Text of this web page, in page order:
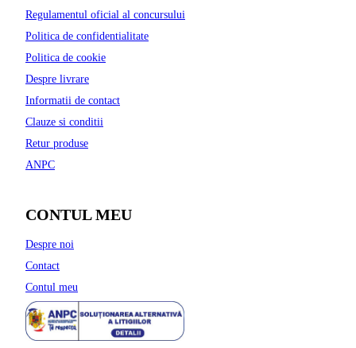
Regulamentul oficial al concursului
Politica de confidentialitate
Politica de cookie
Despre livrare
Informatii de contact
Clauze si conditii
Retur produse
ANPC
CONTUL MEU
Despre noi
Contact
Contul meu